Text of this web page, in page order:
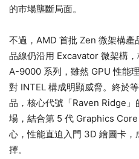
的市場壟斷局面。
不過，AMD 首批 Zen 微架構
品線仍沿用 Excavator 微架構
A-9000 系列，雖然 GPU 性能
對 INTEL 構成明顯威脅。終於
品，核心代號「Raven Ridge
場，結合第 5 代 Graphics
心，性能直迫入門 3D 繪圖卡
擇。